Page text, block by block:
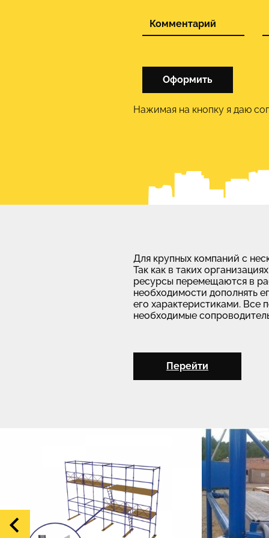
Оформить
Нажимая на кнопку я даю
Для крупных компаний с
Так как в таких
ресурсы перемещаются в
необходимости дополнять
его характеристиками. Все
необходимые
Перейти